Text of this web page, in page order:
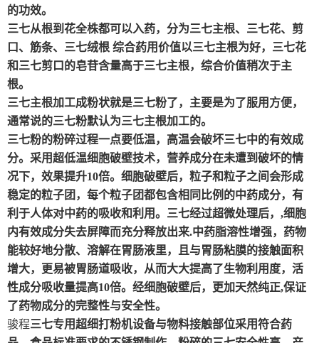
的功效。
三七从根到花全株都可以入药，分为三七主根、三七花、剪
口、筋条、三七绒根 综合药用价值以三七主根为好，三七花
和三七剪口的皂苷含量高于三七主根，综合价值稍次于主
根。
三七主根加工成粉状就是三七粉了，主要是为了服用方便，
通常说的三七粉默认为三七主根加工的。
三七粉的粉碎过程一点要低温，高温会破坏三七中的有效成
分。采用超低温细胞破壁技术，营养成分在未遭到破坏的情
况下，效果提升10倍。细胞破壁后，粒子和粒子之间会形成
稳定的粒子团，每个粒子团都包含相同比例的中药成分，有
利于人体对中药的吸收和利用。三七经过超微处理后，,细胞
内有效成分失去屏障而充分释放出来.中药脂溶性增强，药物
能较好地分散、溶解在胃肠液里，且与胃肠粘膜的接触面积
增大，更易被胃肠道吸收，从而大大提高了生物利用度，活
性成分吸收量提高10倍。经细胞破壁后，更加天然纯正,保证
了药物成分的完整性与安全性。
骏程三七专用超细打粉机设备与物料接触部位采用符合药